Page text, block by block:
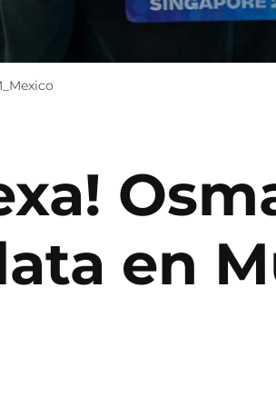
en